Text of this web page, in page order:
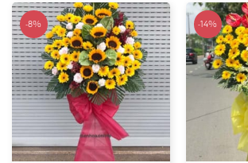
-8% -14%